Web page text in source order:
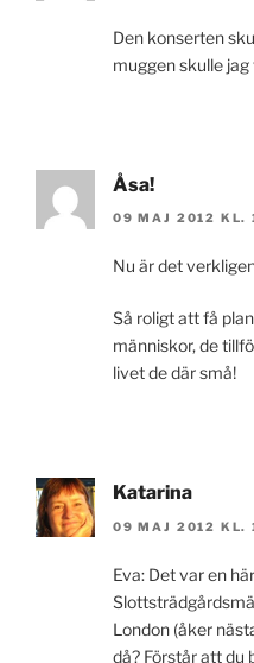
Den konserten
muggen skulle
Åsa!
09 MAJ 2012 KL.
Nu är det
Så roligt att få
människor, de
livet de där små!
Katarina
09 MAJ 2012 KL.
Eva: Det var en
London (åker
då? Förstår att du